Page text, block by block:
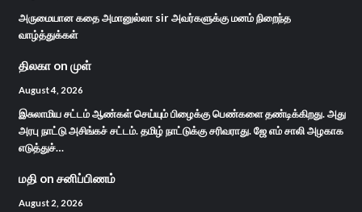
அருமையான கதை அமானுல்லா sir அவர்களுக்கு மனம் நிறைந்த
வாழ்த்துக்கள்
திலகா on முள்
August 4, 2026
இசுலாமிய சட்டம் ஆண்கள் செய்யும் பிழைக்கு பெண்களை தண்டிக்கிறது. அது
அரபு நாட்டு அசிங்கச் சட்டம். தமிழ் நாட்டுக்கு சரிவராது. ஜே எம் சாலி அழகாக
எடுத்துச்…
மதி on சனிப்பிணம்
August 2, 2026